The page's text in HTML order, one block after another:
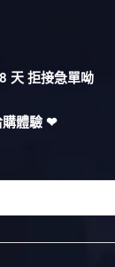
天 拒接急單呦
購體驗 ❤︎